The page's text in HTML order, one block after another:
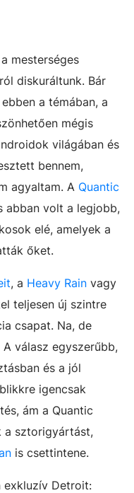
mesterséges
diskuráltunk. Bár
a témában, a
mégis
világában és
bennem,
agyaltam. A Quantic
abban volt a legjobb,
elé, amelyek a
őket.
, a Heavy Rain vagy
teljesen új szintre
csapat. Na, de
válasz egyszerűbb,
és a jól
igencsak
ám a Quantic
a sztorigyártást,
is csettintene.
exkluzív Detroit: